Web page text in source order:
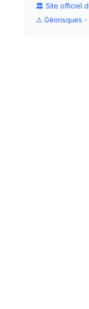
🏛️ Site officiel
⚠️ Géorisques -